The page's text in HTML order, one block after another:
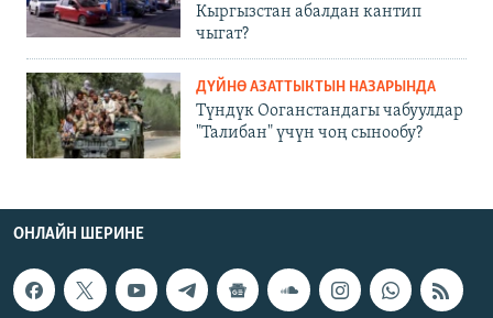
Кыргызстан абалдан кантип
чыгат?
ДҮЙНӨ АЗАТТЫКТЫН НАЗАРЫНДА
Түндүк Ооганстандагы чабуулдар
"Талибан" үчүн чоң сынообу?
ОНЛАЙН ШЕРИНЕ